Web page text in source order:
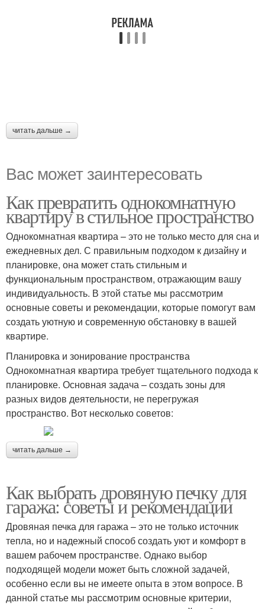
читать дальше →
Вас может заинтересовать
Как превратить однокомнатную
квартиру в стильное пространство
Однокомнатная квартира – это не только место для сна и
ежедневных дел. С правильным подходом к дизайну и
планировке, она может стать стильным и
функциональным пространством, отражающим вашу
индивидуальность. В этой статье мы рассмотрим
основные советы и рекомендации, которые помогут вам
создать уютную и современную обстановку в вашей
квартире.
Планировка и зонирование пространства
Однокомнатная квартира требует тщательного подхода к
планировке. Основная задача – создать зоны для
разных видов деятельности, не перегружая
пространство. Вот несколько советов:
читать дальше →
Как выбрать дровяную печку для
гаража: советы и рекомендации
Дровяная печка для гаража – это не только источник
тепла, но и надежный способ создать уют и комфорт в
вашем рабочем пространстве. Однако выбор
подходящей модели может быть сложной задачей,
особенно если вы не имеете опыта в этом вопросе. В
данной статье мы рассмотрим основные критерии,